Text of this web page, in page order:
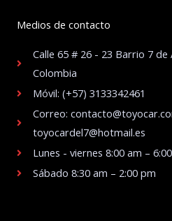
Medios de contacto
Calle 65 # 26 - 23 Barrio 7
Colombia
Móvil: (+57) 3133342461
Correo:
toyocardel7@hotmail.es
Lunes - viernes 8:00 am –
Sábado 8:30 am – 2:00 pm